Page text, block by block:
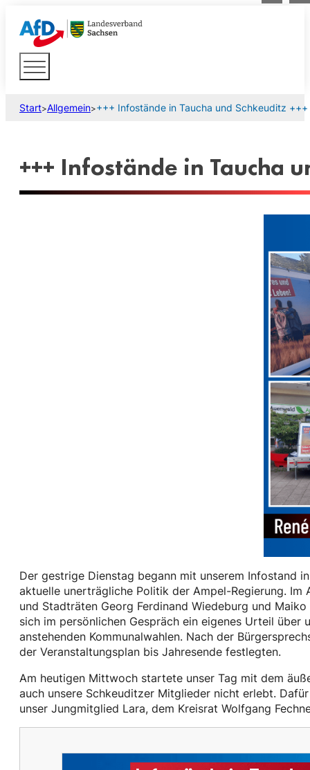
Start>Allgemein>+++ Infostände in Taucha und Schkeuditz +++
+++ Infostände in Taucha
Der gestrige Dienstag begann mit unserem Infostand
aktuelle unerträgliche Politik der Ampel-Regierung.
und Stadträten Georg Ferdinand Wiedeburg und
sich im persönlichen Gespräch ein eigenes Urteil
anstehenden Kommunalwahlen. Nach der
der Veranstaltungsplan bis Jahresende festlegten.
Am heutigen Mittwoch startete unser Tag mit dem
auch unsere Schkeuditzer Mitglieder nicht erlebt.
unser Jungmitglied Lara, dem Kreisrat Wolfgang